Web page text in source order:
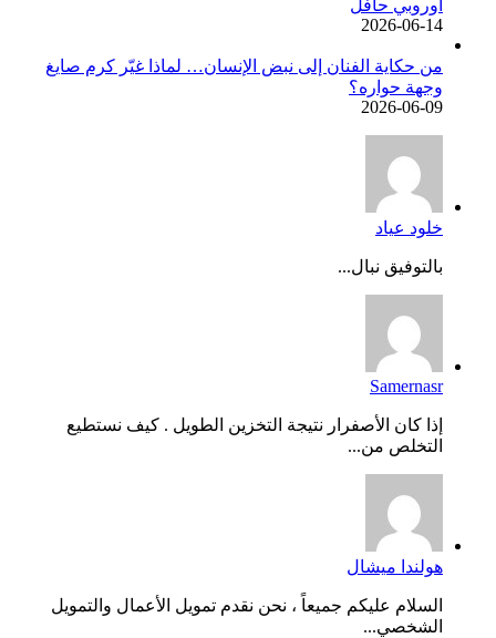
أوروبي حافل
2026-06-14
من حكاية الفنان إلى نبض الإنسان… لماذا غيّر كرم صايغ
وجهة حواره؟
2026-06-09
خلود عياد
بالتوفيق نبال...
Samernasr
إذا كان الأصفرار نتيجة التخزين الطويل . كيف نستطيع
التخلص من...
هولندا ميشال
السلام عليكم جميعاً ، نحن نقدم تمويل الأعمال والتمويل
الشخصي...